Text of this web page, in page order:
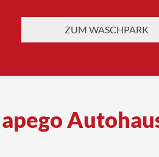
ZUM WASCHPARK